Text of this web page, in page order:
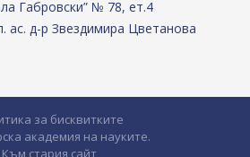
Габровски” № 78, ет.4
ас. д-р Звездимира Цветанова
за бисквитките
академия на науките.
Към стария сайт